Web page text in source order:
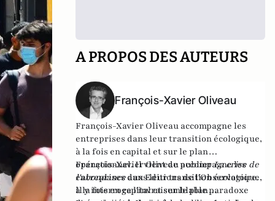
A PROPOS DES AUTEURS
François-Xavier Oliveau
François-Xavier Oliveau accompagne les
entreprises dans leur transition écologique,
à la fois en capital et sur le plan
opérationnel. Il vient de publierLa crise de
l'abondanceaux Editions de l'Observatoire.
Il y interroge l'invraisemblable paradoxe
François-Xavier Oliveau accompagne les
entreprises dans leur transition écologique,
à la fois en capital et sur le plan